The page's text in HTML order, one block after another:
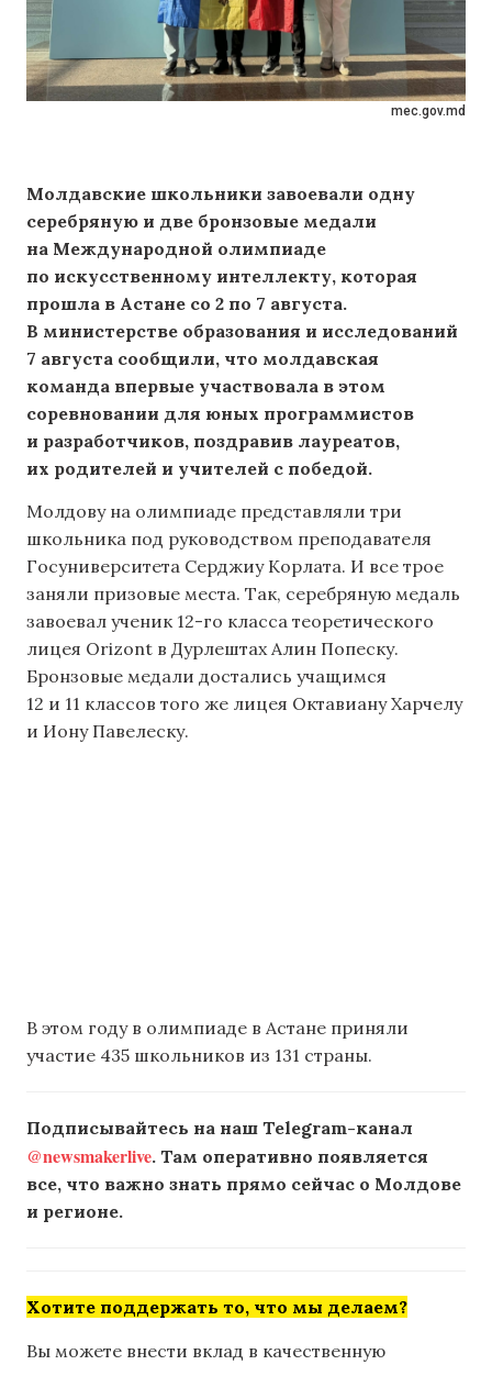
mec.gov.md
Молдавские школьники завоевали одну
серебряную и две бронзовые медали
на Международной олимпиаде
по искусственному интеллекту, которая
прошла в Астане со 2 по 7 августа.
В министерстве образования и исследований
7 августа сообщили, что молдавская
команда впервые участвовала в этом
соревновании для юных программистов
и разработчиков, поздравив лауреатов,
их родителей и учителей с победой.
Молдову на олимпиаде представляли три
школьника под руководством преподавателя
Госуниверситета Серджиу Корлата. И все трое
заняли призовые места. Так, серебряную медаль
завоевал ученик 12-го класса теоретического
лицея Orizont в Дурлештах Алин Попеску.
Бронзовые медали достались учащимся
12 и 11 классов того же лицея Октавиану Харчелу
и Иону Павелеску.
В этом году в олимпиаде в Астане приняли
участие 435 школьников из 131 страны.
Подписывайтесь на наш Telegram-канал
@newsmakerlive. Там оперативно появляется
все, что важно знать прямо сейчас о Молдове
и регионе.
Хотите поддержать то, что мы делаем?
Вы можете внести вклад в качественную